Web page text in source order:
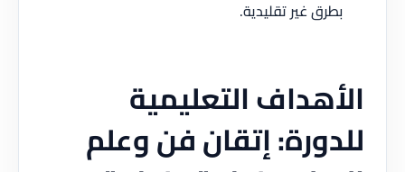
بطرق غير تقليدية.
الأهداف التعليمية
للدورة: إتقان فن وعلم